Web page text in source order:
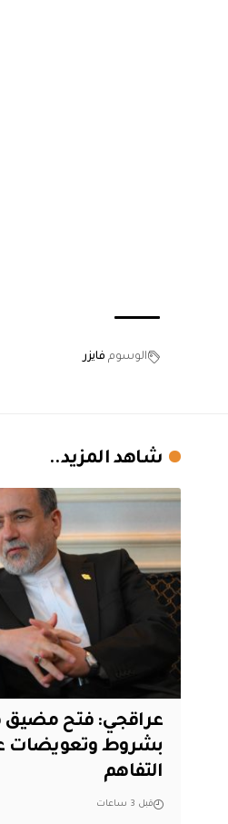
الوسوم فايزر
شاهد المزيد..
عراقجي: فتح مضيق
بشروط وتعويضات
التفاهم
قبل 3 ساعات